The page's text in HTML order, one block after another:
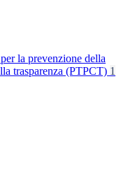
la prevenzione della
trasparenza (PTPCT) 1